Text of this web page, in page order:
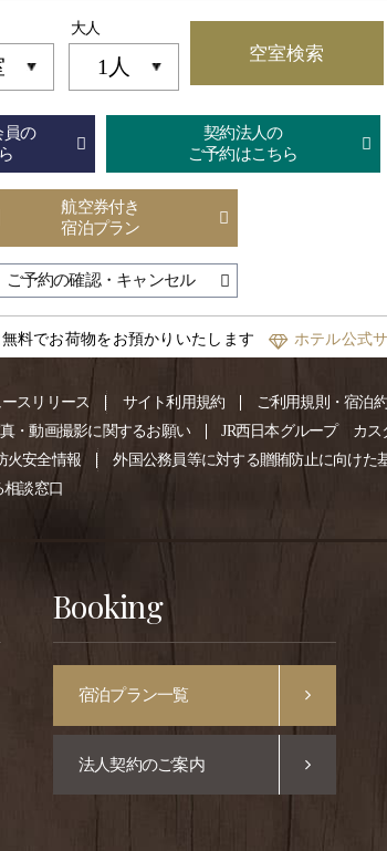
大人
員の
契約法人の
ご予約はこちら
航空券付き
宿泊プラン
ご予約の確認・キャンセル
料でお荷物をお預かりいたします ホテル公式
スリリース サイト利用規約 ご利用規則・宿泊
・動画撮影に関するお願い JR西日本グループ カス
火安全情報 外国公務員等に対する贈賄防止に向けた
相談窓口
Booking
宿泊プラン一覧
法人契約のご案内